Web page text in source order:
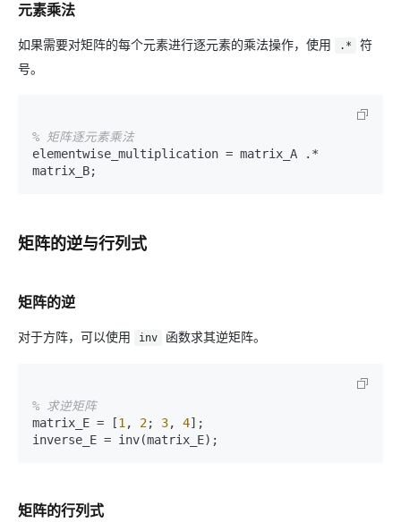
元素乘法
如果需要对矩阵的每个元素进行逐元素的乘法操作，使用 .*
符
号。
% 矩阵逐元素乘法
elementwise_multiplication = matrix_A .*
矩阵的逆与行列式
矩阵的逆
对于方阵，可以使用 inv 函数求其逆矩阵。
% 求逆矩阵
matrix_E = [1 , 2; 3, 4];
矩阵的行列式